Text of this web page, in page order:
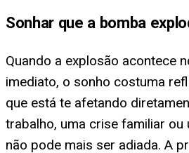
Sonhar que a bomba
Quando a explosão acontece
imediato, o sonho costuma
que está te afetando
trabalho, uma crise familiar ou
não pode mais ser adiada. A